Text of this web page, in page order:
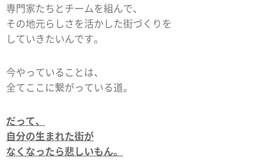
専門家たちとチームを組んで、
その地元らしさを活かした街づくりを
していきたいんです。
今やっていることは、
全てここに繋がっている道。
だって、
自分の生まれた街が
なくなったら悲しいもん。